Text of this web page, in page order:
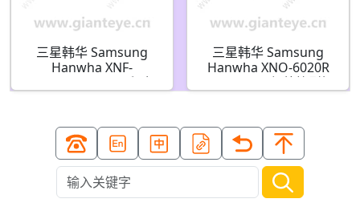
三星韩华 Samsung
Hanwha XNF-
9010RV/KAP X 系列
三星韩华 Samsung
Hanwha XNO-6020R
2MP H.265 红外筒型摄